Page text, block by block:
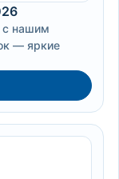
с нашим
— яркие